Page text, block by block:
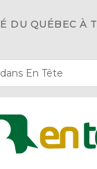
DU QUÉBEC À